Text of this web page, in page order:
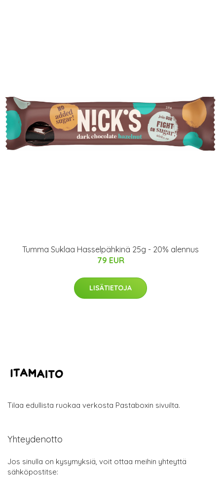
Tumma Suklaa Hasselpähkinä 25g - 20% alennus
79 EUR
LISÄTIETOJA
Tilaa edullista ruokaa verkosta Pastaboxin sivuilta.
Yhteydenotto
Jos sinulla on kysymyksiä, voit ottaa meihin yhteyttä
sähköpostitse: